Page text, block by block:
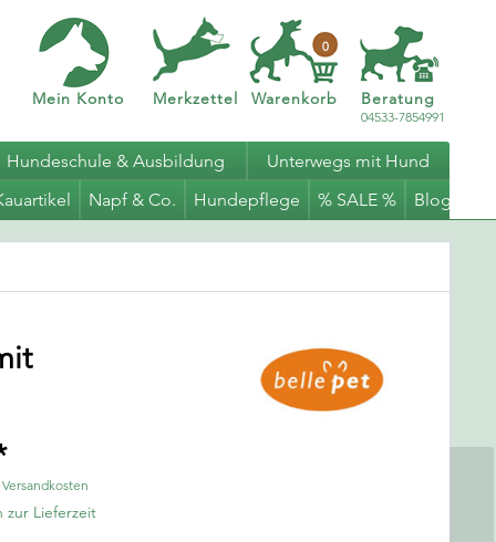
Mein Konto Merkzettel Warenkorb
0
Beratung
04533-7854991
Hundeschule & Ausbildung
Unterwegs mit Hund
Napf & Co. Hundepflege % SALE % Blog
Versandkosten
zur Lieferzeit